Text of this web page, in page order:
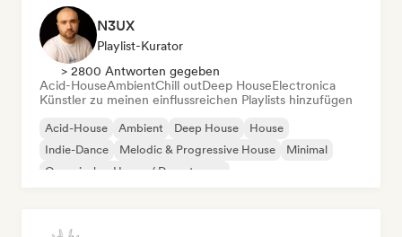
N3UX
Playlist-Kurator
> 2800 Antworten gegeben
Acid-HouseAmbientChill outDeep HouseElectronica
Künstler zu meinen einflussreichen Playlists hinzufügen
Acid-House Ambient Deep House
House
Indie-Dance
Melodic & Progressive House
Minimal
Organischer House / Downtempo